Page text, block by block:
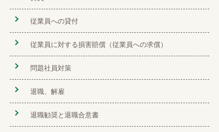
従業員への貸付
従業員に対する損害賠償（従業員への求償）
問題社員対策
退職、解雇
退職勧奨と退職合意書